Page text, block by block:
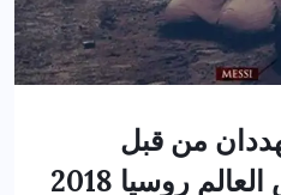
من قبل
روسيا 2018